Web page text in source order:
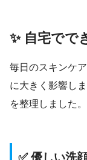
✨ 自宅でで
毎日のスキンケ
に大きく影響し
を整理しました。